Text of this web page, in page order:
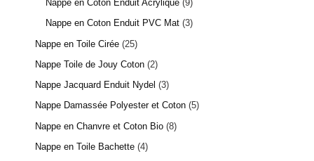
Nappe en Coton Enduit Acrylique 9
Nappe en Coton Enduit PVC Mat 3
Nappe en Toile Cirée 25
Nappe Toile de Jouy Coton 2
Nappe Jacquard Enduit Nydel
3
Nappe Damassée Polyester et Coton 5
Nappe en Chanvre et Coton Bio 8
Nappe en Toile Bachette 4